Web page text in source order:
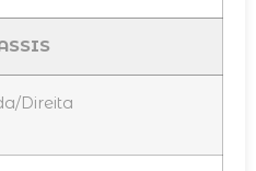
Direita